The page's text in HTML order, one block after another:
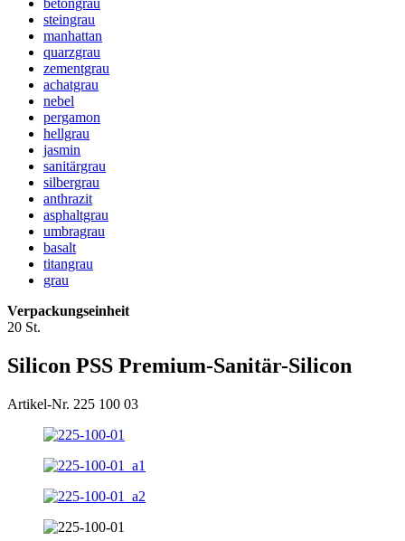
betongrau
steingrau
manhattan
quarzgrau
zementgrau
achatgrau
nebel
pergamon
hellgrau
jasmin
sanitärgrau
silbergrau
anthrazit
asphaltgrau
umbragrau
basalt
titangrau
grau
Verpackungseinheit
20 St.
Silicon PSS Premium-Sanitär-Silicon
Artikel-Nr. 225 100 03